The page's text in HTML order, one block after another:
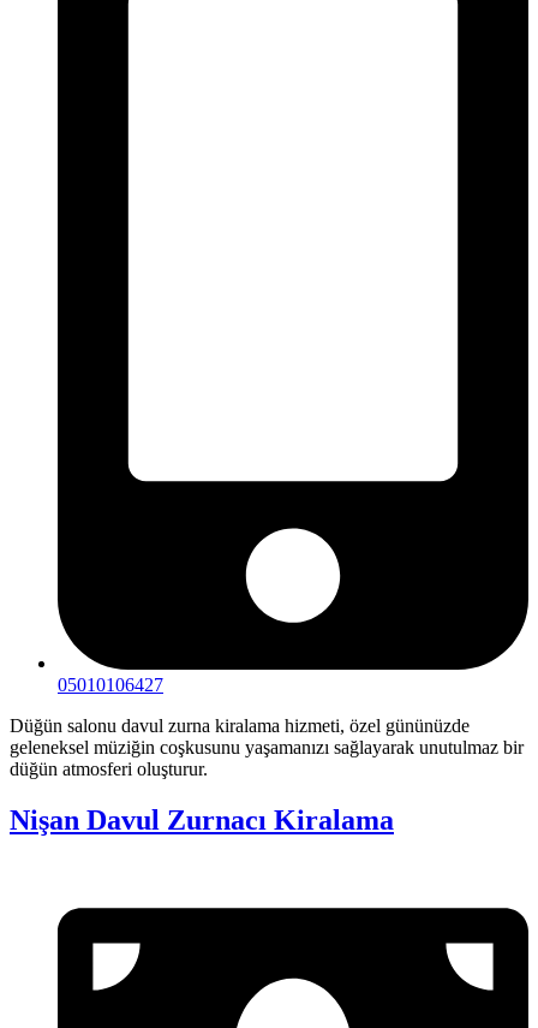
05010106427
Düğün salonu davul zurna kiralama hizmeti, özel gününüzde
geleneksel müziğin coşkusunu yaşamanızı sağlayarak unutulmaz bir
düğün atmosferi oluşturur.
Nişan Davul Zurnacı Kiralama